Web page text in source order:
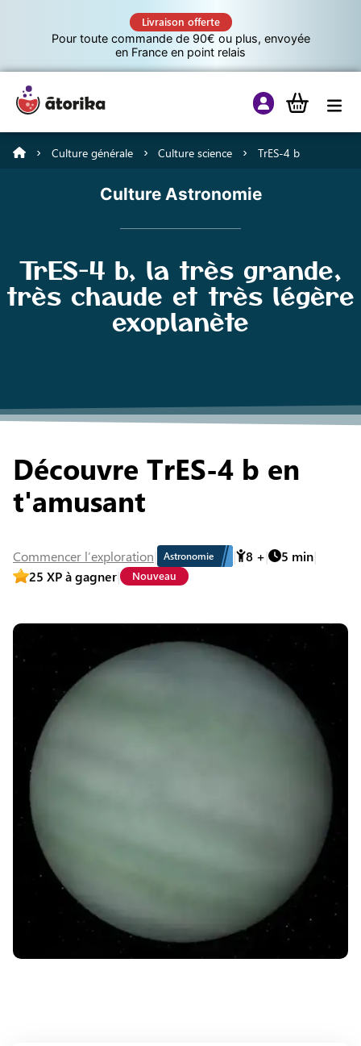
Livraison offerte
Pour toute commande de 90€ ou plus, envoyée
en France en point relais
Jeux éducatifs
Culture G
Culture générale Culture science TrES-4 b
Culture Astronomie
TrES-4 b, la très grande,
très chaude et très légère
exoplanète
Découvre TrES-4 b en
t'amusant
Commencer l’exploration Astronomie 8 + 5 min
25 XP à gagner Nouveau